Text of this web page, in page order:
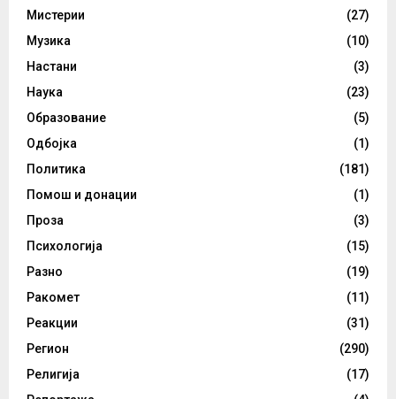
Мистерии
(27)
Музика
(10)
Настани
(3)
Наука
(23)
Образование
(5)
Одбојка
(1)
Политика
(181)
Помош и донации
(1)
Проза
(3)
Психологија
(15)
Разно
(19)
Ракомет
(11)
Реакции
(31)
Регион
(290)
Религија
(17)